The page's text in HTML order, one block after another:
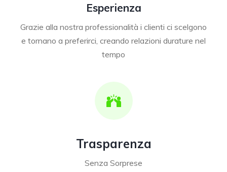
Esperienza
Grazie alla nostra professionalità i clienti ci scelgono
e tornano a preferirci, creando relazioni durature nel
tempo
Trasparenza
Senza Sorprese